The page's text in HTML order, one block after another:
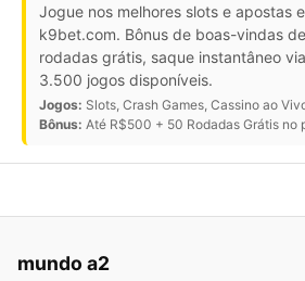
Jogue nos melhores slots e apostas
k9bet.com. Bônus de boas-vindas
rodadas grátis, saque instantâneo
3.500 jogos disponíveis.
Jogos: Slots, Crash Games, Cassino ao
Bônus: Até R$500 + 50 Rodadas Grátis no
mundo a2